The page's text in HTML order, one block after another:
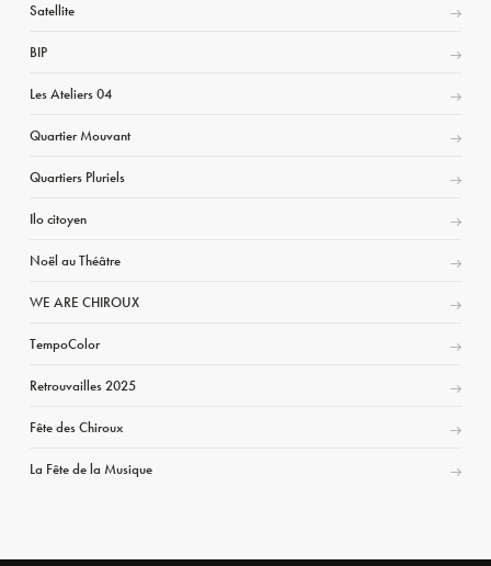
Satellite
BIP
Les Ateliers 04
Quartier Mouvant
Quartiers Pluriels
Ilo citoyen
Noël au Théâtre
WE ARE CHIROUX
TempoColor
Retrouvailles 2025
Fête des Chiroux
La Fête de la Musique